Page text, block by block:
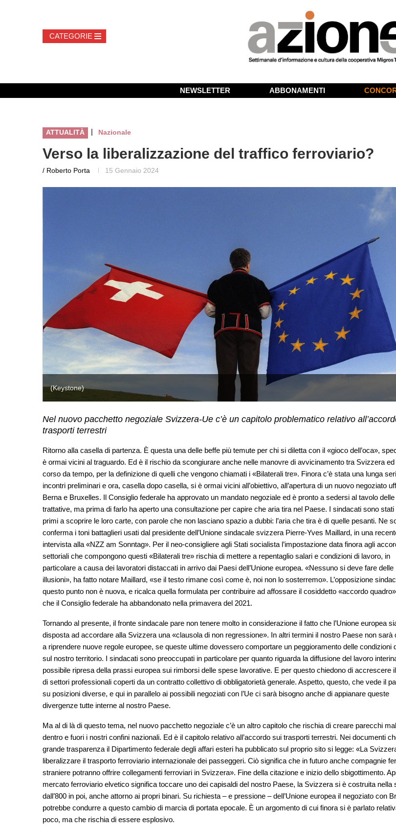
NEWSLETTER ABBONAMENTI
ATTUALITÀ | Nazionale
Verso la liberalizzazione del traffico ferroviario?
/ Roberto Porta 15 Gennaio 2024
(Keystone)
Nel nuovo pacchetto negoziale Svizzera-Ue c’è un capitolo problematico relativo
trasporti terrestri
Ritorno alla casella di partenza. È questa una delle beffe più temute per chi si diletta con il «gioco dell’oca»,
è ormai vicini al traguardo. Ed è il rischio da scongiurare anche nelle manovre di avvicinamento tra Svizzera
corso da tempo, per la definizione di quelli che vengono chiamati i «Bilaterali tre». Finora c’è stata una lunga
incontri preliminari e ora, casella dopo casella, si è ormai vicini all’obiettivo, all’apertura di un nuovo negoziato
Berna e Bruxelles. Il Consiglio federale ha approvato un mandato negoziale ed è pronto a sedersi al tavolo delle
trattative, ma prima di farlo ha aperto una consultazione per capire che aria tira nel Paese. I sindacati sono stati
primi a scoprire le loro carte, con parole che non lasciano spazio a dubbi: l’aria che tira è di quelle pesanti. Ne
conferma i toni battaglieri usati dal presidente dell’Unione sindacale svizzera Pierre-Yves Maillard, in una
intervista alla «NZZ am Sonntag». Per il neo-consigliere agli Stati socialista l’impostazione data finora agli
settoriali che compongono questi «Bilaterali tre» rischia di mettere a repentaglio salari e condizioni di lavoro, in
particolare a causa dei lavoratori distaccati in arrivo dai Paesi dell’Unione europea. «Nessuno si deve fare delle
illusioni», ha fatto notare Maillard, «se il testo rimane così come è, noi non lo sosterremo». L’opposizione
questo punto non è nuova, e ricalca quella formulata per contribuire ad affossare il cosiddetto «accordo
che il Consiglio federale ha abbandonato nella primavera del 2021.
Tornando al presente, il fronte sindacale pare non tenere molto in considerazione il fatto che l’Unione europea
disposta ad accordare alla Svizzera una «clausola di non regressione». In altri termini il nostro Paese non sarà
a riprendere nuove regole europee, se queste ultime dovessero comportare un peggioramento delle condizioni
sul nostro territorio. I sindacati sono preoccupati in particolare per quanto riguarda la diffusione del lavoro
possibile ripresa della prassi europea sui rimborsi delle spese lavorative. E per questo chiedono di accrescere
di settori professionali coperti da un contratto collettivo di obbligatorietà generale. Aspetto, questo, che vede il
su posizioni diverse, e qui in parallelo ai possibili negoziati con l’Ue ci sarà bisogno anche di appianare queste
divergenze tutte interne al nostro Paese.
Ma al di là di questo tema, nel nuovo pacchetto negoziale c’è un altro capitolo che rischia di creare parecchi
dentro e fuori i nostri confini nazionali. Ed è il capitolo relativo all’accordo sui trasporti terrestri. Nei documenti
grande trasparenza il Dipartimento federale degli affari esteri ha pubblicato sul proprio sito si legge: «La
liberalizzare il trasporto ferroviario internazionale dei passeggeri. Ciò significa che in futuro anche compagnie
straniere potranno offrire collegamenti ferroviari in Svizzera». Fine della citazione e inizio dello sbigottimento.
mercato ferroviario elvetico significa toccare uno dei capisaldi del nostro Paese, la Svizzera si è costruita nella
dall’800 in poi, anche attorno ai propri binari. Su richiesta – e pressione – dell’Unione europea il negoziato con
potrebbe condurre a questo cambio di marcia di portata epocale. È un argomento di cui finora si è parlato
poco, ma che rischia di essere esplosivo.